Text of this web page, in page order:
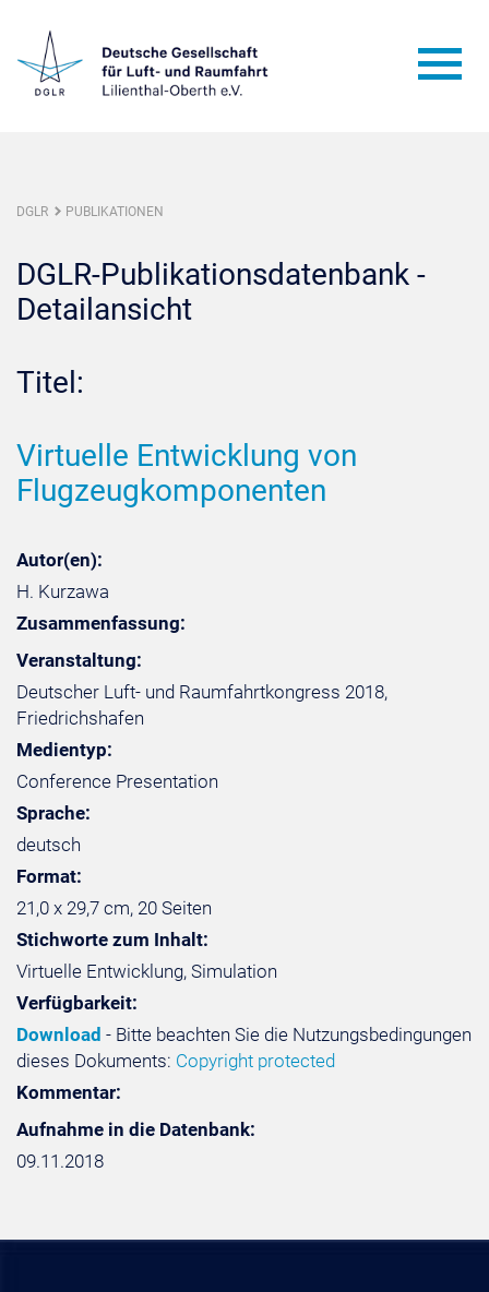
DGLR PUBLIKATIONEN
DGLR-Publikationsdatenbank -
Detailansicht
Titel:
Virtuelle Entwicklung von
Flugzeugkomponenten
Autor(en):
H. Kurzawa
Zusammenfassung:
Veranstaltung:
Deutscher Luft- und Raumfahrtkongress 2018,
Friedrichshafen
Medientyp:
Conference Presentation
Sprache:
deutsch
Format:
21,0 x 29,7 cm, 20 Seiten
Stichworte zum Inhalt:
Virtuelle Entwicklung, Simulation
Verfügbarkeit:
Download - Bitte beachten Sie die Nutzungsbedingungen
dieses Dokuments: Copyright protected
Kommentar:
Aufnahme in die Datenbank:
09.11.2018